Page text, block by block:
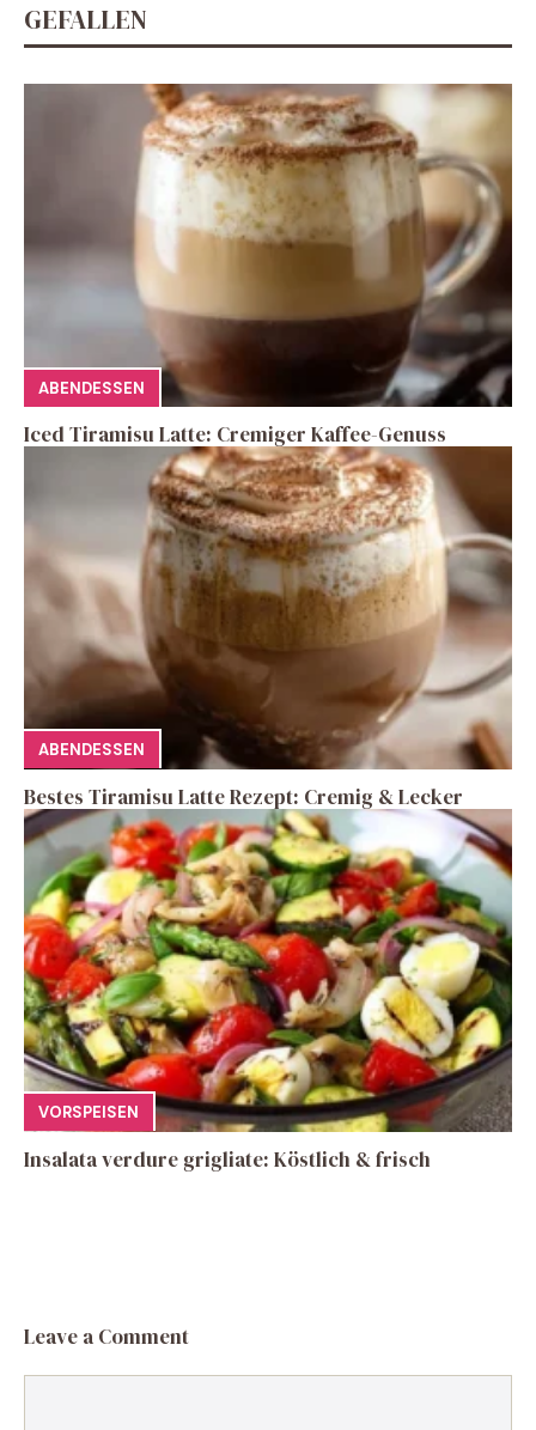
GEFALLEN
ABENDESSEN
Iced Tiramisu Latte: Cremiger Kaffee-Genuss
ABENDESSEN
Bestes Tiramisu Latte Rezept: Cremig & Lecker
VORSPEISEN
Insalata verdure grigliate: Köstlich & frisch
Leave a Comment